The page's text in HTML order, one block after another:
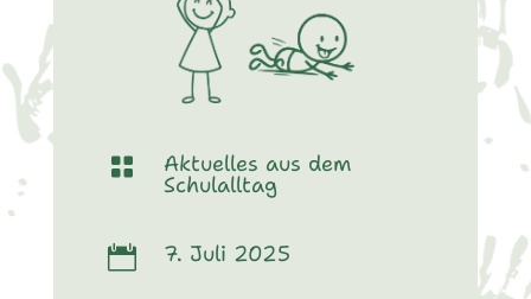
 Aktuelles aus dem
Schulalltag
 7. Juli 2025